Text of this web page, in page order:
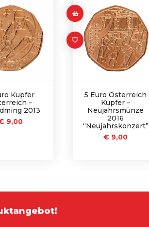
Kupfer
–
2013
9,00
5 Euro Österreich
Kupfer –
Neujahrsmünze
2016
“Neujahrskonzert”
€ 9,00